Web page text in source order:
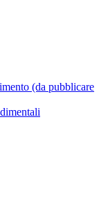
(da pubblicare